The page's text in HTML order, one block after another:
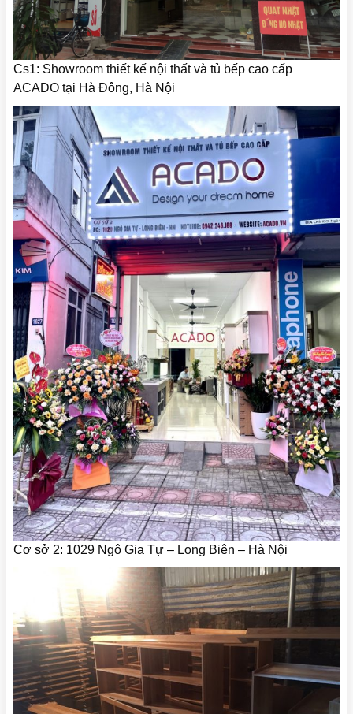
Cs1: Showroom thiết kế nội thất và tủ bếp cao cấp
ACADO tại Hà Đông, Hà Nội
Cơ sở 2: 1029 Ngô Gia Tự – Long Biên – Hà Nội